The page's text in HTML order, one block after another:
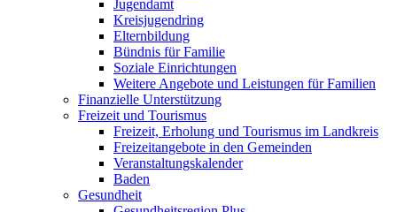
Jugendamt
Kreisjugendring
Elternbildung
Bündnis für Familie
Soziale Einrichtungen
Weitere Angebote und Leistungen für Familien
Finanzielle Unterstützung
Freizeit und Tourismus
Freizeit, Erholung und Tourismus im Landkreis
Freizeitangebote in den Gemeinden
Veranstaltungskalender
Baden
Gesundheit